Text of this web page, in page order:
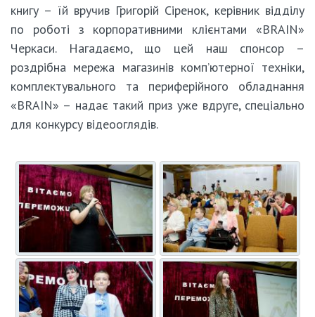
книгу – їй вручив Григорій Сіренок, керівник відділу
по роботі з корпоративними клієнтами «BRAIN»
Черкаси. Нагадаємо, що цей наш спонсор –
роздрібна мережа магазинів комп’ютерної техніки,
комплектувального та периферійного обладнання
«BRAIN» – надає такий приз уже вдруге, спеціально
для конкурсу відеооглядів.